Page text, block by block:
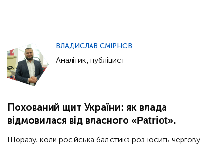
Похований щит України: як влада
відмовилася від власного «Patriot».
ВЛАДИСЛАВ СМІРНОВ
Аналітик, публіцист
Щоразу, коли російська балістика розносить чергову